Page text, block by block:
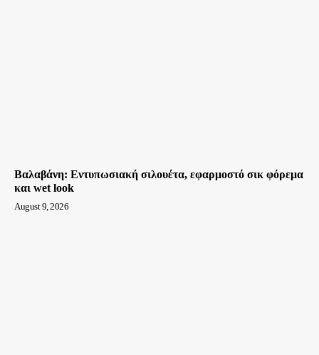
Βαλαβάνη: Εντυπωσιακή σιλουέτα, εφαρμοστό σικ φόρεμα
και wet look
August 9, 2026